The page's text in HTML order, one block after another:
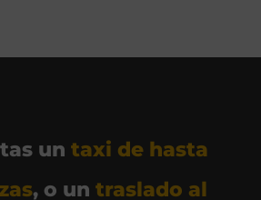
un taxi de hasta
, o un traslado al